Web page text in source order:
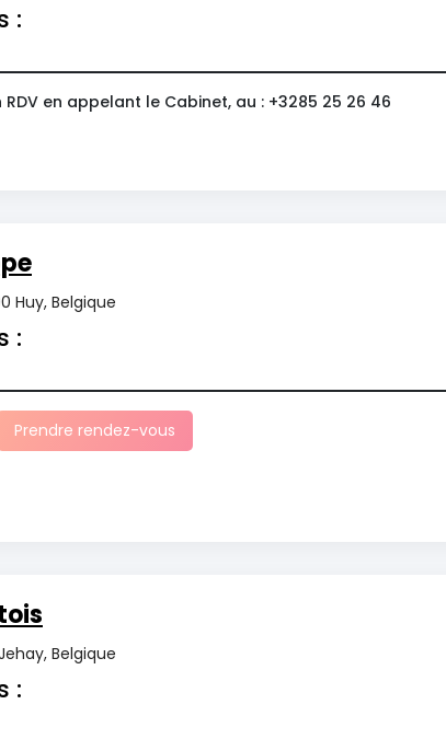
:
en appelant le Cabinet, au : +3285 25 26 46
Huy, Belgique
:
Prendre rendez-vous
Belgique
: